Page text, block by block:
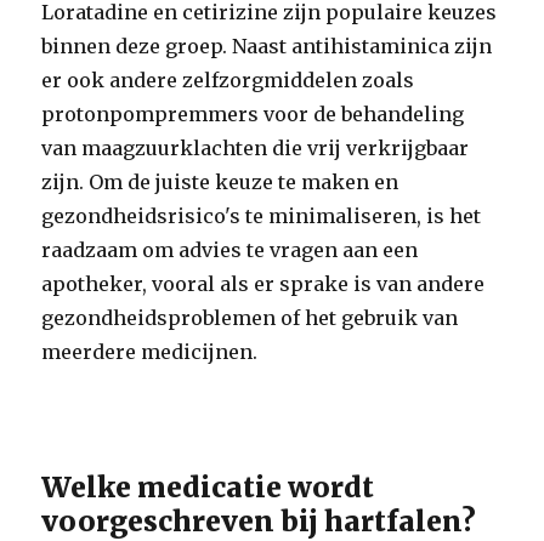
Loratadine en cetirizine zijn populaire keuzes
binnen deze groep. Naast antihistaminica zijn
er ook andere zelfzorgmiddelen zoals
protonpompremmers voor de behandeling
van maagzuurklachten die vrij verkrijgbaar
zijn. Om de juiste keuze te maken en
gezondheidsrisico's te minimaliseren, is het
raadzaam om advies te vragen aan een
apotheker, vooral als er sprake is van andere
gezondheidsproblemen of het gebruik van
meerdere medicijnen.
Welke medicatie wordt
voorgeschreven bij hartfalen?